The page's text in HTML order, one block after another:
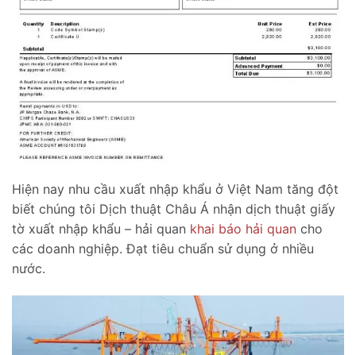
Hiện nay nhu cầu xuất nhập khẩu ở Việt Nam tăng đột
biết chúng tôi Dịch thuật Châu Á nhận dịch thuật giấy
tờ xuất nhập khẩu – hải quan khai báo hải quan cho
các doanh nghiệp. Đạt tiêu chuẩn sử dụng ở nhiều
nước.